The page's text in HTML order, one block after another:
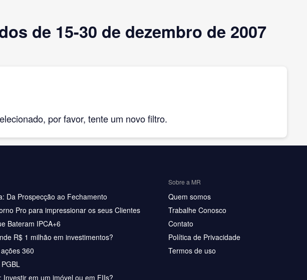
de 15-30 de dezembro de 2007
por favor, tente um novo filtro.
Da Prospecção ao Fechamento
Pro para impressionar os seus Clientes
Bateram IPCA+6
R$ 1 milhão em investimentos?
360
Investir em um imóvel ou em FIIs?
Sobre a MR
Quem somos
Trabalhe Conosco
Contato
Política de Privacidade
Termos de uso